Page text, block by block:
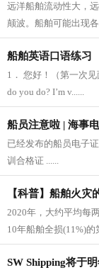
远洋船舶流动性大，
颠波。船舶可能出现
船舶英语口语练习
1． 您好！（第一次
do you do? I’m v......
船员注意啦 | 海事
已经发布的船员电子
训合格证 ......
【科普】船舶火灾
2020年，大约平均每
10年船舶全损(11%)
SW Shipping将于